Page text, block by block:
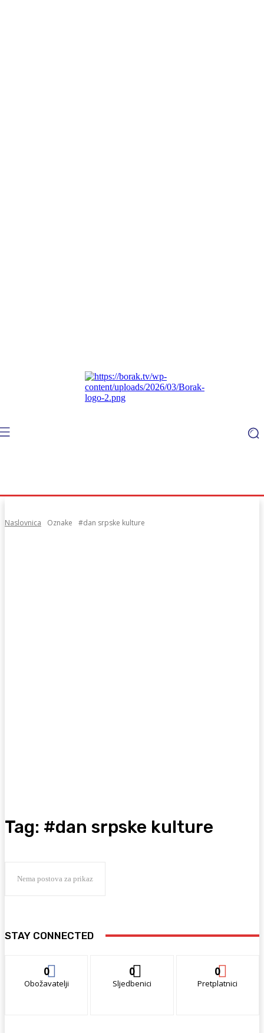
Naslovnica Oznake #dan srpske kulture
Tag: #dan srpske kulture
Nema postova za prikaz
STAY CONNECTED
0
Obožavatelji
0
Sljedbenici
0
Pretplatnici